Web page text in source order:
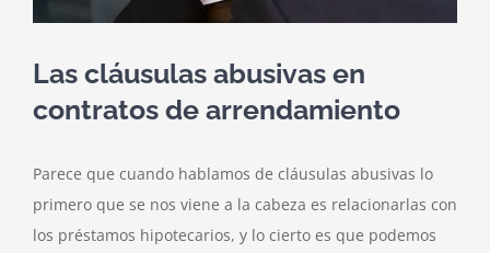
Las cláusulas abusivas en
contratos de arrendamiento
Parece que cuando hablamos de cláusulas abusivas lo
primero que se nos viene a la cabeza es relacionarlas con
los préstamos hipotecarios, y lo cierto es que podemos